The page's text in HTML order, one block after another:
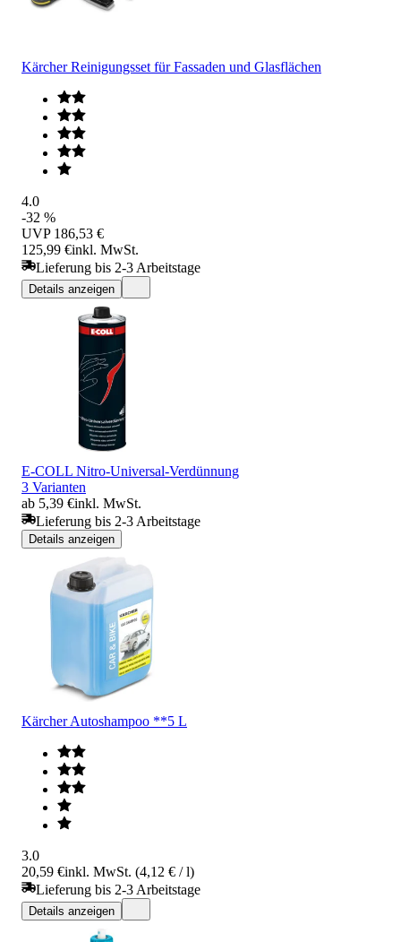
Kärcher Reinigungsset für Fassaden und Glasflächen
4.0
-32 %
UVP 186,53 €
125,99 €inkl. MwSt.
Lieferung bis 2-3 Arbeitstage
Details anzeigen
E-COLL Nitro-Universal-Verdünnung
3 Varianten
ab 5,39 €inkl. MwSt.
Lieferung bis 2-3 Arbeitstage
Details anzeigen
Kärcher Autoshampoo **5 L
3.0
20,59 €inkl. MwSt. (4,12 € / l)
Lieferung bis 2-3 Arbeitstage
Details anzeigen